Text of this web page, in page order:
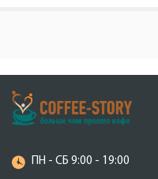
ПН - СБ 9:00 - 19:00